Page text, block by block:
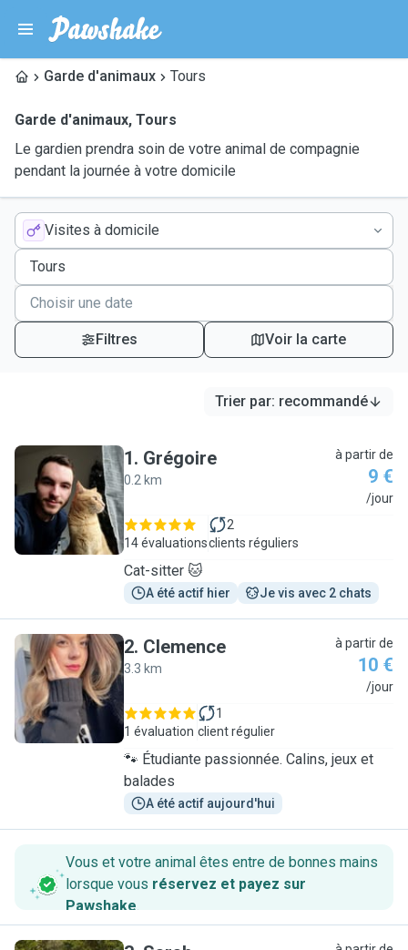
Garde d'animaux Tours
Garde d'animaux, Tours
Le gardien prendra soin de votre animal de compagnie
pendant la journée à votre domicile
Visites à domicile
Filtres Voir la carte
Trier par: recommandé
G
1. Grégoire
0.2 km
à partir de
9 €
/jour
14 évaluations
2
clients réguliers
Cat-sitter 🐱
A été actif hier Je vis avec 2 chats
C
2. Clemence
3.3 km
à partir de
10 €
/jour
1 évaluation
1
client régulier
🐾 Étudiante passionnée. Calins, jeux et
balades
A été actif aujourd'hui
Vous et votre animal êtes entre de bonnes mains
lorsque vous réservez et payez sur
Pawshake.